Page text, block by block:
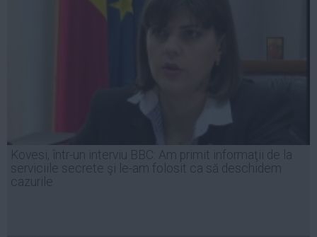
Kovesi, într-un interviu BBC: Am primit informaţii de la
serviciile secrete şi le-am folosit ca să deschidem
cazurile